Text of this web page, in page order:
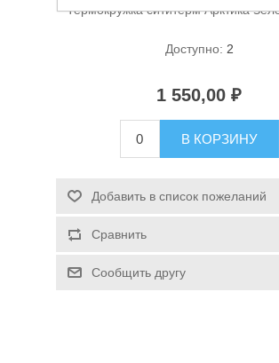
Спасательные
Термокружка сититерм Арктика
Доступно: 2
1 550,00 ₽
В КОРЗИНУ
Добавить в список пожеланий
Сравнить
Сообщить другу